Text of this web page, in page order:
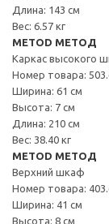
Длина: 143 см
Вес: 6.57 кг
METOD МЕТОД
Каркас высокого
Номер товара:
Ширина: 61 см
Высота: 7 см
Длина: 210 см
Вес: 38.40 кг
METOD МЕТОД
Верхний шкаф
Номер товара:
Ширина: 41 см
Высота: 8 см